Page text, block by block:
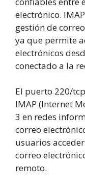
electrónico.
gestión de
ya que permite
electrónicos
conectado a la
El puerto 220/
IMAP (Internet
3 en redes
correo
usuarios
correo
remoto.